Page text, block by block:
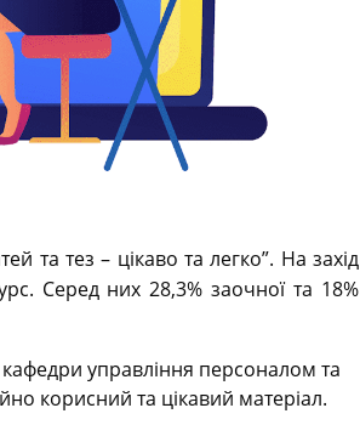
та тез – цікаво та легко”. На захід
Серед них 28,3% заочної та 18%
кафедри управління персоналом та
корисний та цікавий матеріал.